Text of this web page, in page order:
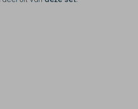
binnen vakje en hoofdvak